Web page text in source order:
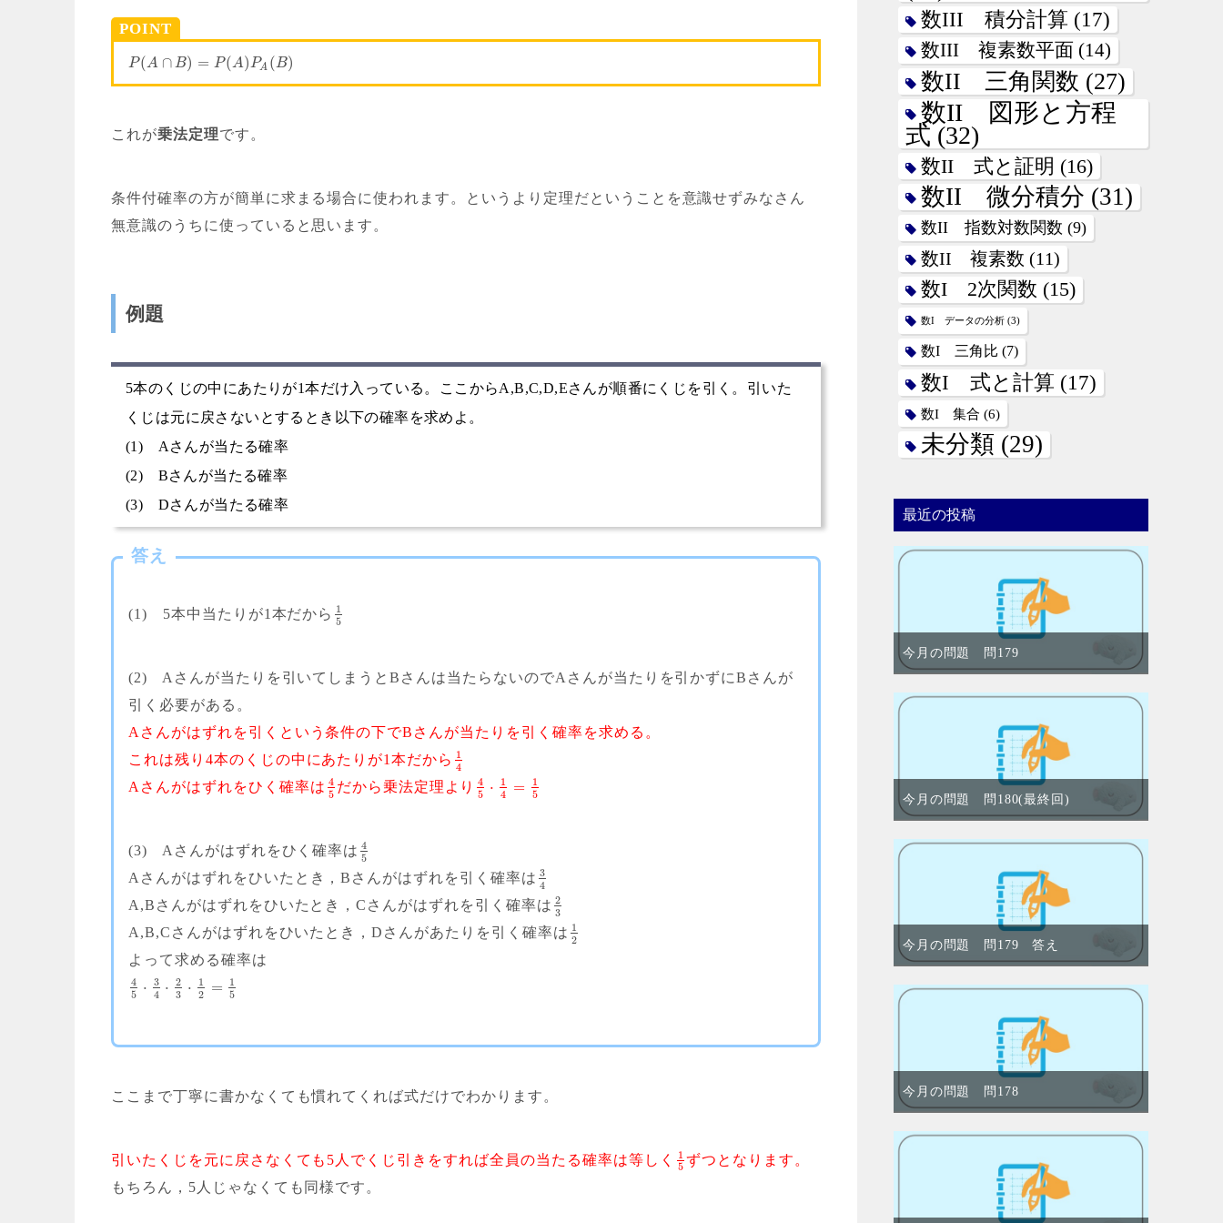
POINT
P(A ∩ B) = P(A)PA (B)
これが乗法定理です。
条件付確率の方が簡単に求まる場合に使われます。というより定理だということを意識せずみなさん
無意識のうちに使っていると思います。
例題
5本のくじの中にあたりが1本だけ入っている。ここからA,B,C,D,Eさんが順番にくじを引く。引いた
くじは元に戻さないとするとき以下の確率を求めよ。
(1) Aさんが当たる確率
(2) Bさんが当たる確率
(3) Dさんが当たる確率
答え
(1) 5本中当たりが1本だから 1
5
(2) Aさんが当たりを引いてしまうとBさんは当たらないのでAさんが当たりを引かずにBさんが
引く必要がある。
Aさんがはずれを引くという条件の下でBさんが当たりを引く確率を求める。
これは残り4本のくじの中にあたりが1本だから 1
4
Aさんがはずれをひく確率は 4
5 だから乗法定理より
4
5 ⋅
1
4
=
1
5
(3) Aさんがはずれをひく確率は 4
5
Aさんがはずれをひいたとき，Bさんがはずれを引く確率は 3
4
A,Bさんがはずれをひいたとき，Cさんがはずれを引く確率は 2
3
A,B,Cさんがはずれをひいたとき，Dさんがあたりを引く確率は 1
2
よって求める確率は
4
5 ⋅ 3
4 ⋅ 2
3 ⋅
1
2
=
1
5
ここまで丁寧に書かなくても慣れてくれば式だけでわかります。
引いたくじを元に戻さなくても5人でくじ引きをすれば全員の当たる確率は等しく
1
5 ずつとなります。
もちろん，5人じゃなくても同様です。
数III 積分計算 (17)
数III 複素数平面 (14)
数II 三角関数 (27)
数II 図形と方程
式 (32)
数II 式と証明 (16)
数II 微分積分 (31)
数II 指数対数関数 (9)
数II 複素数 (11)
数I 2次関数 (15)
数I データの分析 (3)
数I 三角比 (7)
数I 式と計算 (17)
数I 集合 (6)
未分類 (29)
最近の投稿
今月の問題 問179
今月の問題 問180(最終回)
今月の問題 問179 答え
今月の問題 問178